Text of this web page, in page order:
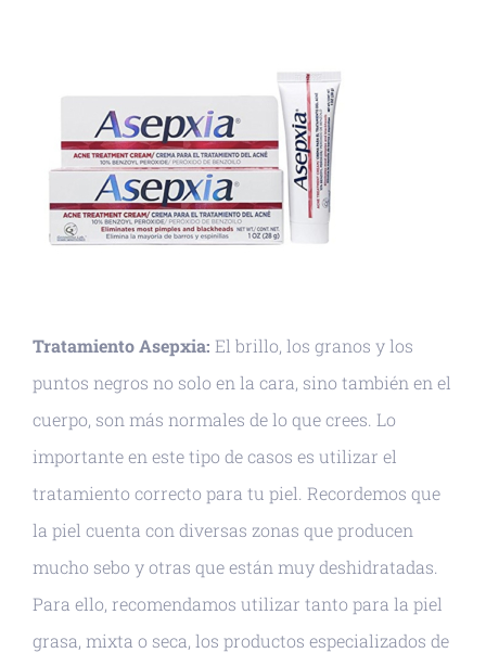
Tratamiento Asepxia: El brillo, los granos y los
puntos negros no solo en la cara, sino también en el
cuerpo, son más normales de lo que crees. Lo
importante en este tipo de casos es utilizar el
tratamiento correcto para tu piel. Recordemos que
la piel cuenta con diversas zonas que producen
mucho sebo y otras que están muy deshidratadas.
Para ello, recomendamos utilizar tanto para la piel
grasa, mixta o seca, los productos especializados de